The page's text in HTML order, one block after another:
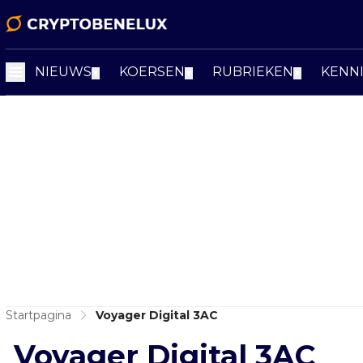
NIEUWS KOERSEN RUBRIEKEN
Startpagina Voyager Digital 3AC
Voyager Digital 3AC